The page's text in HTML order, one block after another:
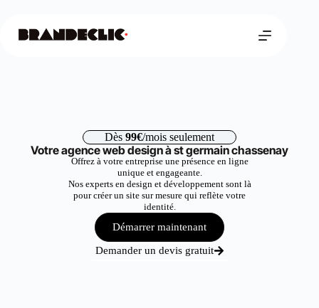
Dès 99€/mois seulement
Votre agence web design à st germain chassenay
Offrez à votre entreprise une présence en ligne
unique et engageante.
Nos experts en design et développement sont là
pour créer un site sur mesure qui reflète votre
identité.
Démarrer maintenant
Demander un devis gratuit